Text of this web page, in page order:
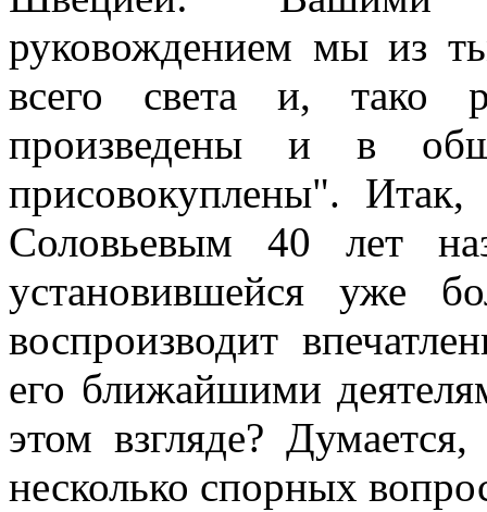
руковождением мы из
всего света и, тако
произведены и в
присовокуплены". Итак,
Соловьевым 40 лет
установившейся уже
воспроизводит
его ближайшими
этом взгляде?
несколько спорных